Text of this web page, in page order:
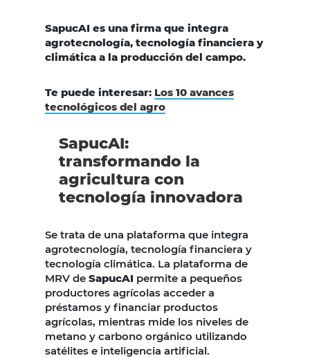
SapucAI es una firma que integra
agrotecnología, tecnología financiera y
climática a la producción del campo.
Te puede interesar: Los 10 avances
tecnológicos del agro
SapucAI:
transformando la
agricultura con
tecnología innovadora
Se trata de una plataforma que integra
agrotecnología, tecnología financiera y
tecnología climática. La plataforma de
MRV de SapucAI permite a pequeños
productores agrícolas acceder a
préstamos y financiar productos
agrícolas, mientras mide los niveles de
metano y carbono orgánico utilizando
satélites e inteligencia artificial.